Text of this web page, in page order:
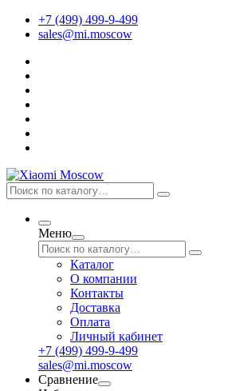
+7 (499) 499-9-499
sales@mi.moscow
Меню
Каталог
О компании
Контакты
Доставка
Оплата
Личный кабинет
+7 (499) 499-9-499
sales@mi.moscow
Сравнение